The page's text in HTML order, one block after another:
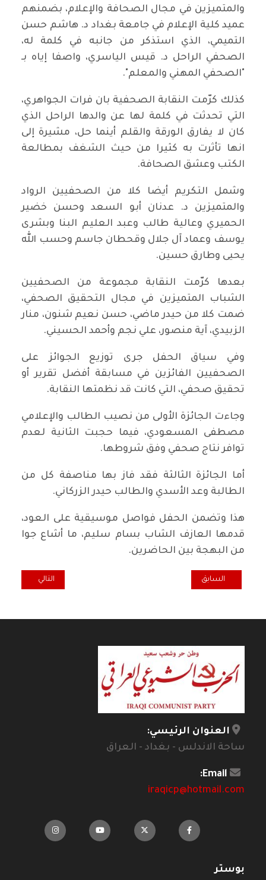
والمتميزين في مجال الصحافة والإعلام، بضمنهم
عميد كلية الإعلام في جامعة بغداد د. هاشم حسن
التميمي، الذي استذكر من جانبه في كلمة له،
الصحفي الراحل د. قيس الياسري، واصفا إياه بـ
"الصحفي المهني والمعلم".
كذلك كرّمت النقابة الصحفية بان فرات الجواهري،
التي تحدثت في كلمة لها عن والدها الراحل الذي
كان لا يفارق الورقة والقلم أينما حل، مشيرة إلى
انها تأثرت به كثيرا من حيث الشغف بمطالعة
الكتب وعشق الصحافة.
وشمل التكريم أيضا كلا من الصحفيين الرواد
والمتميزين د. عدنان أبو السعد وحسن خضير
الحميري وعالية طالب وعبد العليم البنا وبشرى
يوسف وعماد آل جلال وقحطان جاسم وحسب الله
يحيى وطارق حسين.
بعدها كرّمت النقابة مجموعة من الصحفيين
الشباب المتميزين في مجال التحقيق الصحفي،
ضمت كلا من حيدر ماضي، حسن نعيم شنون، منار
الزبيدي، آية منصور، علي نجم وأحمد الحسيني.
وفي سياق الحفل جرى توزيع الجوائز على
الصحفيين الفائزين في مسابقة أفضل تقرير أو
تحقيق صحفي، التي كانت قد نظمتها النقابة.
وجاءت الجائزة الأولى من نصيب الطالب والإعلامي
مصطفى المسعودي، فيما حجبت الثانية لعدم
توافر نتاج صحفي وفق شروطها.
أما الجائزة الثالثة فقد فاز بها مناصفة كل من
الطالبة وعد الأسدي والطالب حيدر الزركاني.
هذا وتضمن الحفل فواصل موسيقية على العود،
قدمها العازف الشاب بسام سليم، ما أشاع جوا
من البهجة بين الحاضرين.
المقال السابق: بث الطائفية عبر الأقمار الصناعية ام تحزب سياسي
السابق المقال التالي:
التالي
العنوان الرئيسي:
ساحة الاندلس - بغداد - العراق
Email:
iraqicp@hotmail.com
بوستر